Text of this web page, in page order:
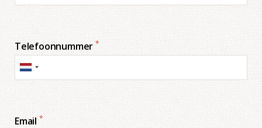
Telefoonnummer*
Email *